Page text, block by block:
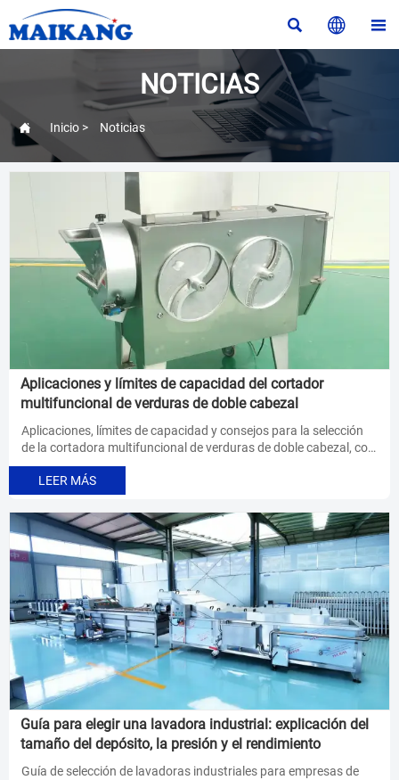
  
NOTICIAS
 Inicio > Noticias
Aplicaciones y límites de capacidad del cortador
multifuncional de verduras de doble cabezal
Aplicaciones, límites de capacidad y consejos para la selección
de la cortadora multifuncional de verduras de doble cabezal, con
el fin de garantizar un rendimiento estable, una calidad de corte
óptima y una planificación eficiente de la línea de procesamiento
de alimentos.
LEER MÁS
Guía para elegir una lavadora industrial: explicación del
tamaño del depósito, la presión y el rendimiento
Guía de selección de lavadoras industriales para empresas de